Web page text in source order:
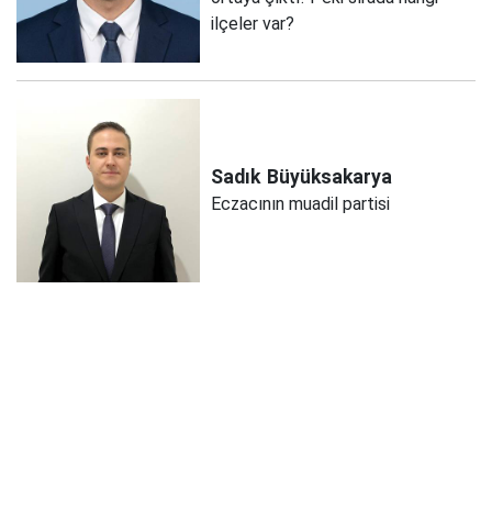
ilçeler var?
Sadık Büyüksakarya
Eczacının muadil partisi